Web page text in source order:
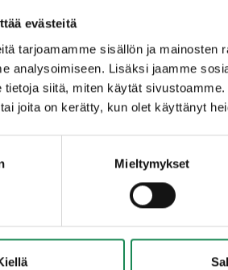
evästeitä
tarjoamamme sisällön ja
analysoimiseen. Lisäksi jaamme
tietoja siitä, miten käytät
joita on kerätty, kun olet käyttänyt
Mieltymykset
maitojauhe, kananmuna,
MUUT